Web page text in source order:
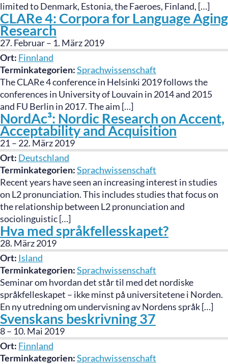
limited to Denmark, Estonia, the Faeroes, Finland, […]
CLARe 4: Corpora for Language Aging
Research
27. Februar– 1. März 2019
Ort: Finnland
Terminkategorien:Sprachwissenschaft
The CLARe 4 conference in Helsinki 2019 follows the
conferences in University of Louvain in 2014 and 2015
and FU Berlin in 2017. The aim […]
NordAc³: Nordic Research on Accent,
Acceptability and Acquisition
21 – 22. März 2019
Ort: Deutschland
Terminkategorien:Sprachwissenschaft
Recent years have seen an increasing interest in studies
on L2 pronunciation. This includes studies that focus on
the relationship between L2 pronunciation and
sociolinguistic […]
Hva med språkfellesskapet?
28. März 2019
Ort: Island
Terminkategorien:Sprachwissenschaft
Seminar om hvordan det står til med det nordiske
språkfelleskapet – ikke minst på universitetene i Norden.
En ny utredning om undervisning av Nordens språk […]
Svenskans beskrivning 37
8– 10. Mai 2019
Ort: Finnland
Terminkategorien:Sprachwissenschaft